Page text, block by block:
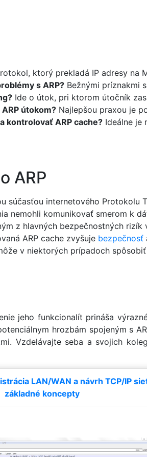
ktorý prekladá IP adresy na
s ARP? Bežnými príznakmi
Ide o útok, pri ktorom útočník
útokom? Najlepšou praxou je
kontrolovať ARP cache? Ideálne je
ARP
súčasťou internetového Protokolu
nemohli komunikovať smerom k
z hlavných bezpečnostných rizík
ARP cache zvyšuje bezpečnosť
v niektorých prípadoch
jeho funkcionalít prináša
hrozbám spojeným s
Vzdelávajte seba a svojich
LAN/WAN a návrh TCP/IP
základné koncepty